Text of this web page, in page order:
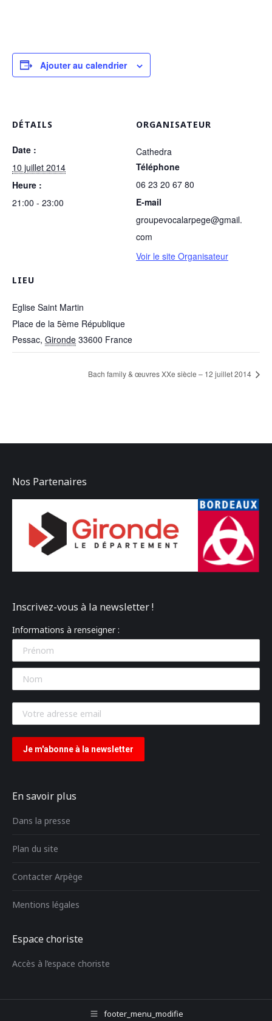
Ajouter au calendrier
DÉTAILS
Date :
10 juillet 2014
Heure :
21:00 - 23:00
LIEU
Eglise Saint Martin
Place de la 5ème République
Pessac, Gironde 33600 France
ORGANISATEUR
Cathedra
Téléphone
06 23 20 67 80
E-mail
groupevocalarpege@gmail.
com
Voir le site Organisateur
Bach family & œuvres XXe siècle – 12 juillet 2014
Nos Partenaires
Inscrivez-vous à la newsletter !
Informations à renseigner :
En savoir plus
Dans la presse
Plan du site
Contacter Arpège
Mentions légales
Espace choriste
Accès à l’espace choriste
footer_menu_modifie